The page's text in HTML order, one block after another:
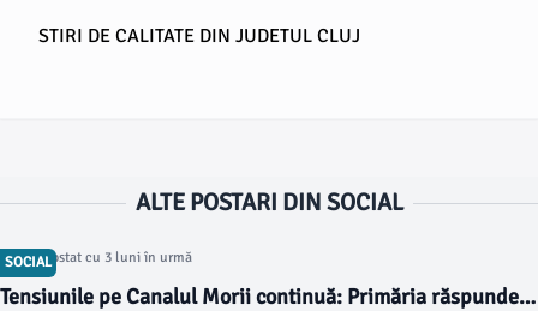
STIRI DE CALITATE DIN JUDETUL CLUJ
ALTE POSTARI DIN SOCIAL
SOCIAL
Articol postat cu 3 luni în urmă
Tensiunile pe Canalul Morii continuă: Primăria răspunde